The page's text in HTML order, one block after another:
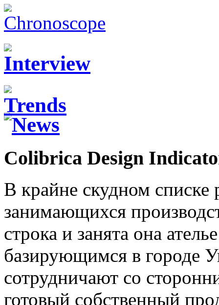
Colibrica Design
В крайне скудном
занимающихся
строка и занята она
базирующимся в городе
сотрудничают со
готовый собственный